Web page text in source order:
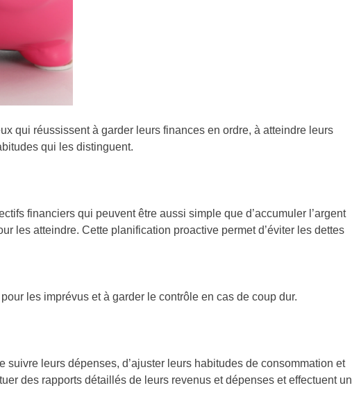
qui réussissent à garder leurs finances en ordre, à atteindre leurs
qui les distinguent.
financiers qui peuvent être aussi simple que d’accumuler l’argent
les atteindre. Cette planification proactive permet d’éviter les dettes
les imprévus et à garder le contrôle en cas de coup dur.
leurs dépenses, d’ajuster leurs habitudes de consommation et
des rapports détaillés de leurs revenus et dépenses et effectuent un